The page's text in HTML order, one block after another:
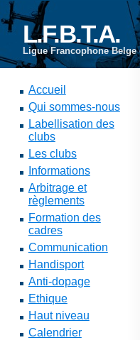
L.F.B.T.A.
Ligue Francophone Belge
Accueil
Qui sommes-nous
Labellisation des
clubs
Les clubs
Informations
Arbitrage et
règlements
Formation des
cadres
Communication
Handisport
Anti-dopage
Ethique
Haut niveau
Calendrier